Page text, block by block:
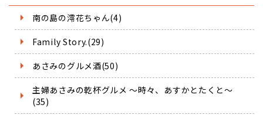
南の島の澪花ちゃん(4)
Family Story.(29)
あさみのグルメ酒(50)
主婦あさみの乾杯グルメ ～時々、あすかとたくと～
(35)